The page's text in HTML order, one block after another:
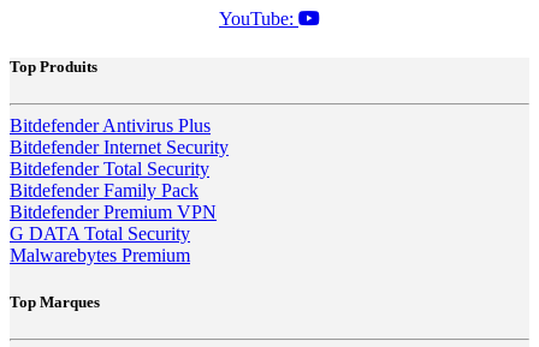
YouTube:
Top Produits
Bitdefender Antivirus Plus
Bitdefender Internet Security
Bitdefender Total Security
Bitdefender Family Pack
Bitdefender Premium VPN
G DATA Total Security
Malwarebytes Premium
Top Marques